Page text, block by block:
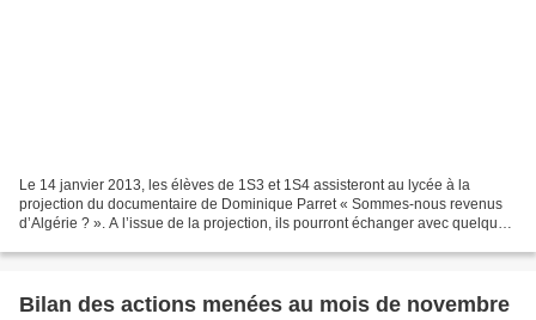
Le 14 janvier 2013, les élèves de 1S3 et 1S4 assisteront au lycée à la
projection du documentaire de Dominique Parret « Sommes-nous revenus
d’Algérie ? ». A l’issue de la projection, ils pourront échanger avec quelques
Bilan des actions menées au mois de novembre